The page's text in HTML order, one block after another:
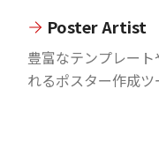
Poster Artist
豊富なテンプレー
れるポスター作成ツ